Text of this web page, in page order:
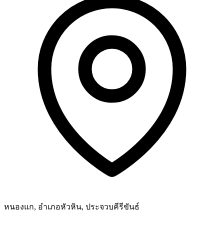
หนองแก, อำเภอหัวหิน, ประจวบคีรีขันธ์